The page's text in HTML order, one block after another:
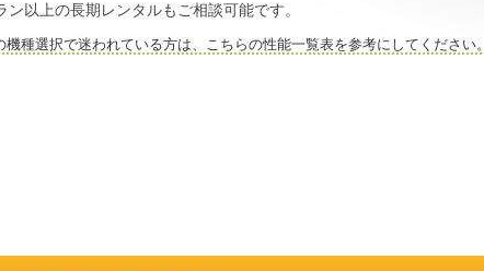
ン以上の長期レンタルもご相談可能です。
機種選択で迷われている方は、こちらの性能一覧表を参考にしてください。